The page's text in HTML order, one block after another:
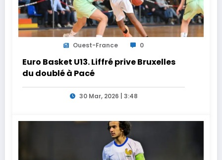
Ouest-France 0
Euro Basket U13. Liffré prive Bruxelles
du doublé à Pacé
30 Mar, 2026 | 3:48